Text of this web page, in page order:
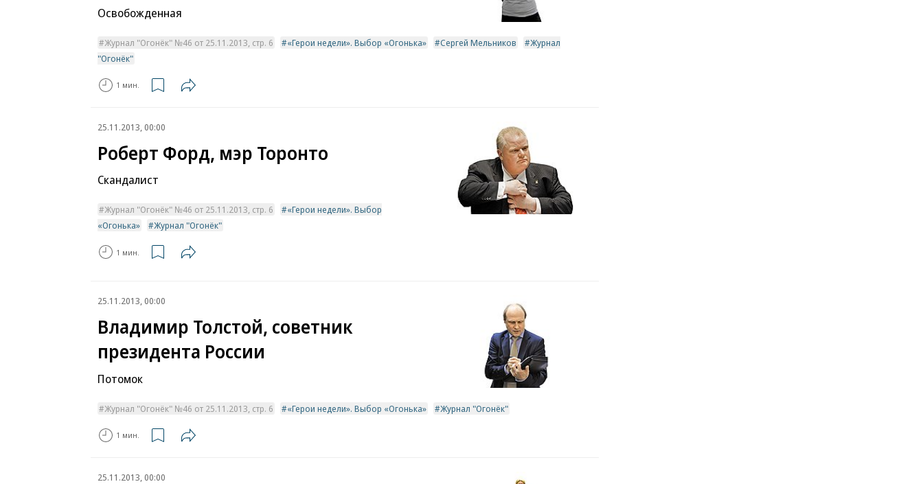
Освобожденная
Журнал "Огонёк" №46 от 25.11.2013, стр. 6 «Герои недели». Выбор «Огонька» Сергей Мельников
Журнал
"Огонёк"
1 мин.
25.11.2013, 00:00
Роберт Форд, мэр Торонто
Скандалист
Журнал "Огонёк" №46 от 25.11.2013, стр. 6
«Герои недели». Выбор
«Огонька»
Журнал "Огонёк"
1 мин.
25.11.2013, 00:00
Владимир Толстой, советник
президента России
Потомок
Журнал "Огонёк" №46 от 25.11.2013, стр. 6 «Герои недели». Выбор «Огонька» Журнал "Огонёк"
1 мин.
25.11.2013, 00:00